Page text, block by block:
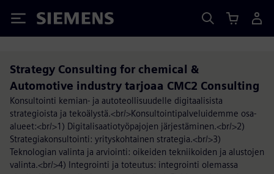
Siemens
Strategy Consulting for chemical &
Automotive industry tarjoaa CMC2 Consulting
Konsultointi kemian- ja autoteollisuudelle digitaalisista
strategioista ja tekoälystä.<br/>Konsultointipalveluidemme osa-
alueet:<br/>1) Digitalisaatiotyöpajojen järjestäminen.<br/>2)
Strategiakonsultointi: yrityskohtainen strategia.<br/>3)
Teknologian valinta ja arviointi: oikeiden tekniikoiden ja alustojen
valinta.<br/>4) Integrointi ja toteutus: integrointi olemassa